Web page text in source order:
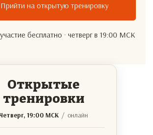
Прийти на открытую тренировку
бесплатно · четверг в 19:00 МСК
Открытые
тренировки
Четверг, 19:00 МСК / онлайн